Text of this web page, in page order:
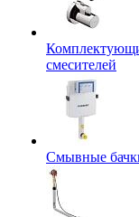
смесителей
Смывные